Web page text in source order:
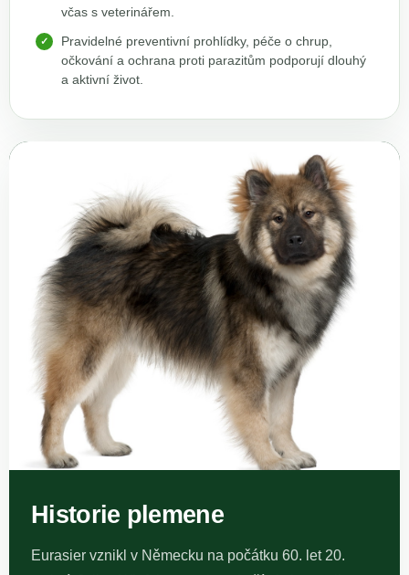
včas s veterinářem.
Pravidelné preventivní prohlídky, péče o chrup,
očkování a ochrana proti parazitům podporují dlouhý
a aktivní život.
Historie plemene
Eurasier vznikl v Německu na počátku 60. let 20.